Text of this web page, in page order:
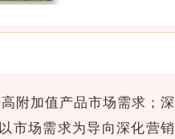
附加值产品市场需求；深
市场需求为导向深化营销